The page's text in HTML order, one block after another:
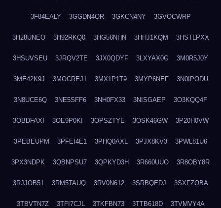
3F84EALY 3GGDN4OR 3GKCN4NY 3GVOCWRP
3H28UNEO 3H92RKQ0 3HG56NHN 3HHJ1KQM 3HSTLPXX
3HSUVSEU 3JRQV2TE 3JX0QDYF 3LXYAX0G 3M0R5J0Y
3ME42K9J 3MOCREJ1 3MX1P1T9 3MYP6NEF 3N0IPODU
3N8UCE6Q 3NE5SFF6 3NH0FX33 3NISGAEP 3O3KQQ4F
3OBDFAXI 3OE9P0KI 3OPSZTYE 3OSK46GW 3P20H0VW
3PEBEUPM 3PFEI4E1 3PHQ0AXL 3PJX8KV3 3PWL81U6
3PX3NDPK 3QBNPSU7 3QPKYD3H 3R660UUO 3R8OBY8R
3RJJOB51 3RM5TAUQ 3RV0N612 3SRBQEDJ 3SXFZOBA
3TBVTN7Z 3TFI7CJL 3TKFBN73 3TTB618D 3TVMVY4A